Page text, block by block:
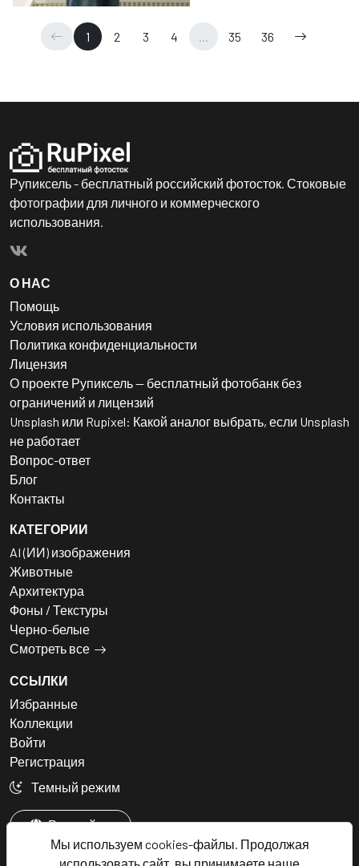
Мы используем cookies-файлы. Продолжая
1 2 3 4 ... 35 36
Рупиксель - бесплатный российский фотосток. Стоковые
фотографии для личного и коммерческого
использования.
О НАС
Помощь
Условия использования
Политика конфиденциальности
Лицензия
О проекте Рупиксель — бесплатный фотобанк без
ограничений и лицензий
Unsplash или Rupixel: Какой аналог выбрать, если Unsplash
не работает
Вопрос-ответ
Блог
Контакты
КАТЕГОРИИ
AI (ИИ) изображения
Животные
Архитектура
Фоны / Текстуры
Черно-белые
Смотреть все
ССЫЛКИ
Избранные
Коллекции
Войти
Регистрация
Темный режим
Русский